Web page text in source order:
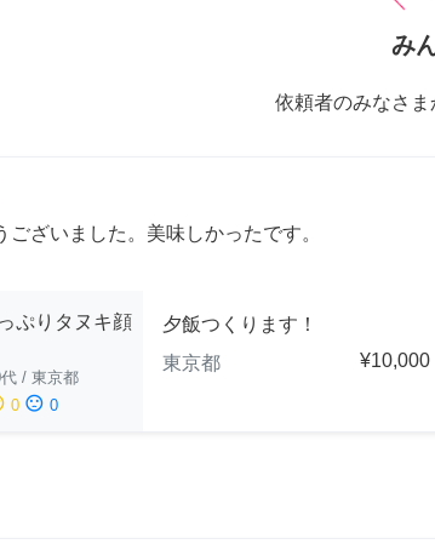
み
依頼者のみなさ
ございました。美味しかったです。
ぷりタヌキ顔
/ 東京都
0 sentiment_dissatisfied 0
夕飯つくります！
東京都
¥10,000